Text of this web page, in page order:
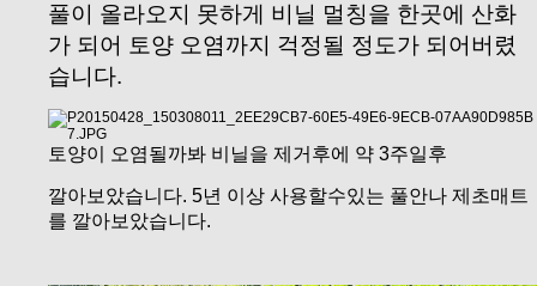
풀이 올라오지 못하게 비닐 멀칭을 한곳에 산화
가 되어 토양 오염까지 걱정될 정도가 되어버렸
습니다.
토양이 오염될까봐 비닐을 제거후에 약 3주일후
깔아보았습니다. 5년 이상 사용할수있는 풀안나 제초매트
를 깔아보았습니다.